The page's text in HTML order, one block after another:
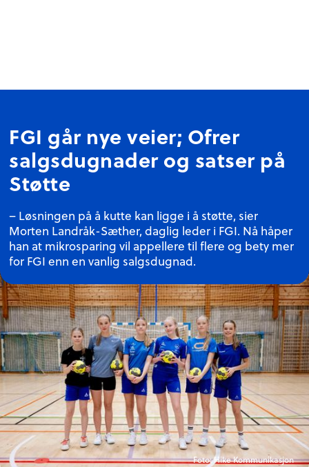
FGI går nye veier; Ofrer
salgsdugnader og satser på
Støtte
– Løsningen på å kutte kan ligge i å støtte, sier
Morten Landråk-Sæther, daglig leder i FGI. Nå håper
han at mikrosparing vil appellere til flere og bety mer
for FGI enn en vanlig salgsdugnad.
Foto:Hike Kommunikasjon